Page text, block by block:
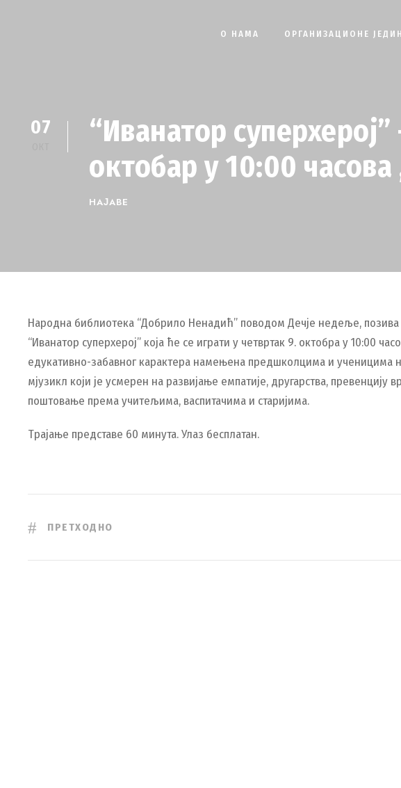
О НАМА ОРГАНИЗАЦИОНЕ
07
“Иванатор
октобар у 10:00
НАЈАВЕ
Народна библиотека “Добрило Ненадић” поводом Дечје недеље,
“Иванатор суперхерој” која ће се играти у четвртак 9. октобра у 10:00
едукативно-забавног карактера намењена предшколцима и ученицима
мјузикл који је усмерен на развијање емпатије, другарства,
поштовање према учитељима, васпитачима и старијима.
Трајање представе 60 минута. Улаз бесплатан.
ПРЕТХОДНО